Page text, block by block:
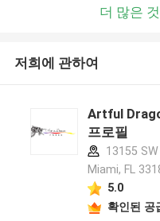
더 많은
저희에 관하여
Artful
프로필
13155 SW
Miami, FL
5.0
확인된 공